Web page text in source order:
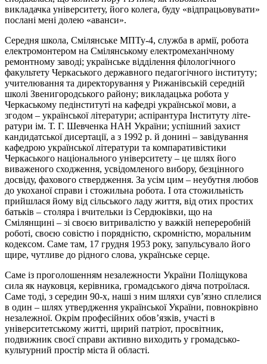
викладачка університету, його колега, буду «відпрацьовувати»
послані мені долею «аванси».
Середня школа, Смілянське МПТу-4, служба в армії, робота
електромонтером на Смілянському електромеханічному
ремонтному заводі; українське відділення філологічного
факультету Черкаського державного педагогічного інституту;
учителювання та директорування у Рижанівській середній
школі Звенигородського району; викладацька робота у
Черкаському педінституті на кафедрі української мови, а
згодом – української літератури; аспірантура Інституту літе­
ратури ім. Т. Г. Шевченка НАН України; успішний захист
кандидатської дисертації, а з 1992 р. й донині – завідування
кафедрою української літератури та компаративістики
Черкаського національного університету – це шлях його
виваженого сходження, усвідомленого вибору, безцінного
досвіду, фахового ствердження. За усім цим – неубутня любов
до укоханої справи і стожильна робота. І ота стожильність
прийшлася йому від сільського ладу життя, від отих простих
батьків – столяра і вчительки із Сердюківки, що на
Смілянщині – зі своєю витривалістю у важкій непереробній
роботі, своєю совістю і порядністю, скромністю, моральним
кодексом. Саме там, 17 грудня 1953 року, запульсувало його
щире, чутливе до рідного слова, українське серце.
Саме із проголошенням незалежности України Поліщукова
сила як науковця, керівника, громадського діяча потроїлася.
Саме тоді, з середин 90-х, наші з ним шляхи сув’язно сплелися
в один – шлях утвердження української України, повнокрівно
незалежної. Окрім професійних обов’язків, участі в
університетському житті, щирий патріот, просвітник,
подвижник своєї справи активно виходить у громадсько-
культурний простір міста й області.